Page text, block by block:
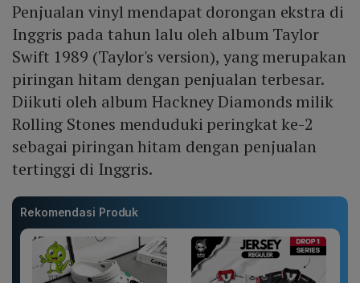
Penjualan vinyl mendapat dorongan ekstra di
Inggris pada tahun lalu oleh album Taylor
Swift 1989 (Taylor's version), yang merupakan
piringan hitam dengan penjualan terbesar.
Diikuti oleh album Hackney Diamonds milik
Rolling Stones menduduki peringkat ke-2
sebagai piringan hitam dengan penjualan
tertinggi di Inggris.
Rekomendasi Produk